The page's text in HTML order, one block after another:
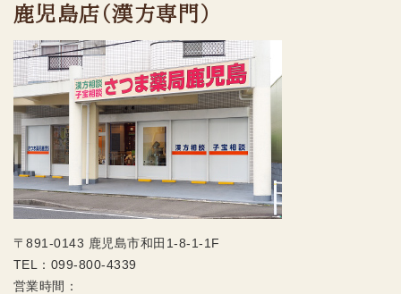
鹿児島店（漢方専門）
〒891-0143 鹿児島市和田1-8-1-1F
TEL： 099-800-4339
営業時間：